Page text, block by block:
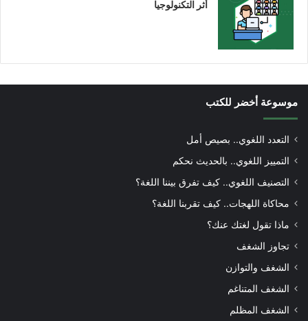
أثر التكنولوجيا
موسوعة أخضر للكتب
التعدد اللغوي.. بصيص أمل
التمييز اللغوي.. بالحديث نحكم
التصنيف اللغوي.. كيف تفرق بيننا اللغة؟
محاكاة اللهجات.. كيف تقربنا اللغة؟
ماذا تقول لغتك عنك؟
تجاوز الشغف
الشغف والتوازن
الشغف المتناغم
الشغف المظلم